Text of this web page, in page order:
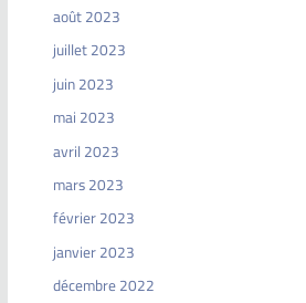
août 2023
juillet 2023
juin 2023
mai 2023
avril 2023
mars 2023
février 2023
janvier 2023
décembre 2022